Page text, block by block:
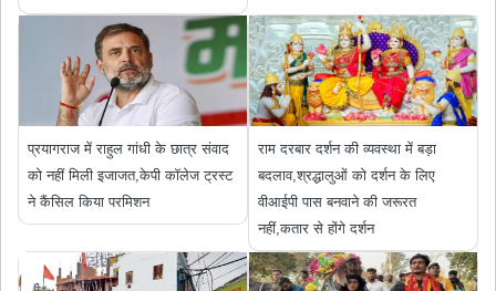
प्रयागराज में राहुल गांधी के छात्र संवाद
को नहीं मिली इजाजत,केपी कॉलेज ट्रस्ट
ने कैंसिल किया परमिशन
राम दरबार दर्शन की व्यवस्था में बड़ा
बदलाव,श्रद्धालुओं को दर्शन के लिए
वीआईपी पास बनवाने की जरूरत
नहीं,कतार से होंगे दर्शन